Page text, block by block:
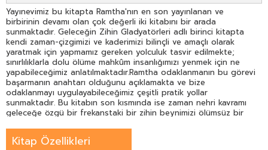
Yayınevimiz bu kitapta Ramtha'nın en son yayınlanan ve
birbirinin devamı olan çok değerli iki kitabını bir arada
sunmaktadır. Geleceğin Zihin Gladyatörleri adlı birinci kitapta
kendi zaman-çizgimizi ve kaderimizi bilinçli ve amaçlı olarak
yaratmak için yapmamız gereken yolculuk tasvir edilmekte;
sınırlılıklarla dolu ölüme mahkûm insanlığımızı yenmek için ne
yapabileceğimiz anlatılmaktadır.Ramtha odaklanmanın bu görevi
başarmanın anahtarı olduğunu açıklamakta ve bize
odaklanmayı uygulayabileceğimiz çeşitli pratik yollar
sunmaktadır. Bu kitabın son kısmında ise zaman nehri kavramı
geleceğe özgü bir frekanstaki bir zihin beynimizi ölümsüz bir
realite dalgasını bir üstadın görüş noktasından nasıl
yaratabileceğimiz ele alınmaktadır. "Bu bilgi yedinci düzeyde
Kitap Özellikleri